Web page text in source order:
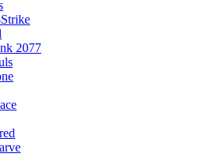
2077